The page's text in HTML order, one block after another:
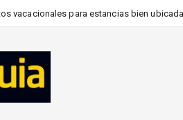
vacacionales para estancias bien